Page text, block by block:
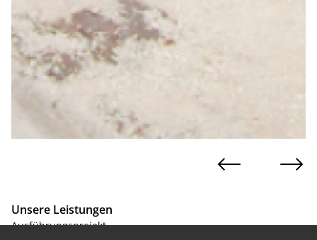
Unsere Leistungen
Ausführungsprojekt